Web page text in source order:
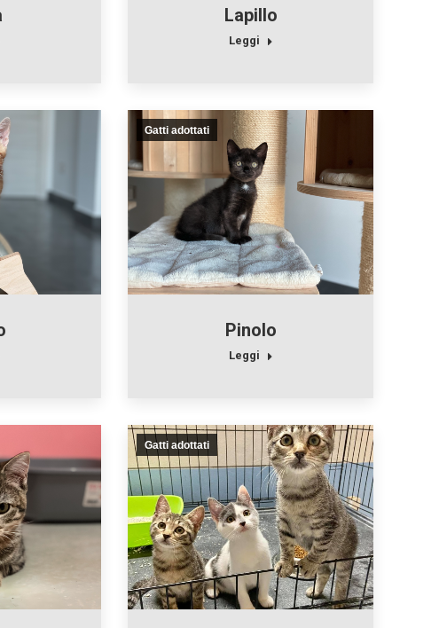
Lapillo
Leggi
Gatti adottati
Pinolo
Leggi
Gatti adottati